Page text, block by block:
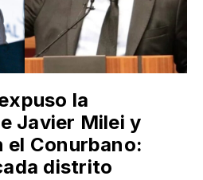
la
Javier Milei y
Conurbano:
distrito